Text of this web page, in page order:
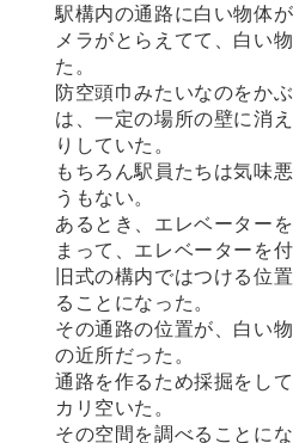
駅構内の通路に白い物体
メラがとらえてて、白い
た。
防空頭巾みたいなのをか
は、一定の場所の壁に消
りしていた。
もちろん駅員たちは気味
うもない。
あるとき、エレベーター
まって、エレベーターを
旧式の構内ではつける位
ることになった。
その通路の位置が、白い
の近所だった。
通路を作るため採掘をし
カリ空いた。
その空間を調べることに